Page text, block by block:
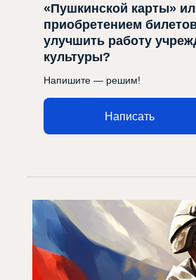
«Пушкинской карты»
приобретением
улучшить работу
культуры?
Напишите — решим!
Написать